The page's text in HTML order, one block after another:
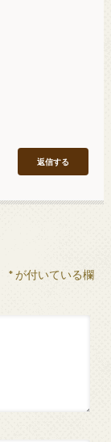
返信する
*が付いている欄